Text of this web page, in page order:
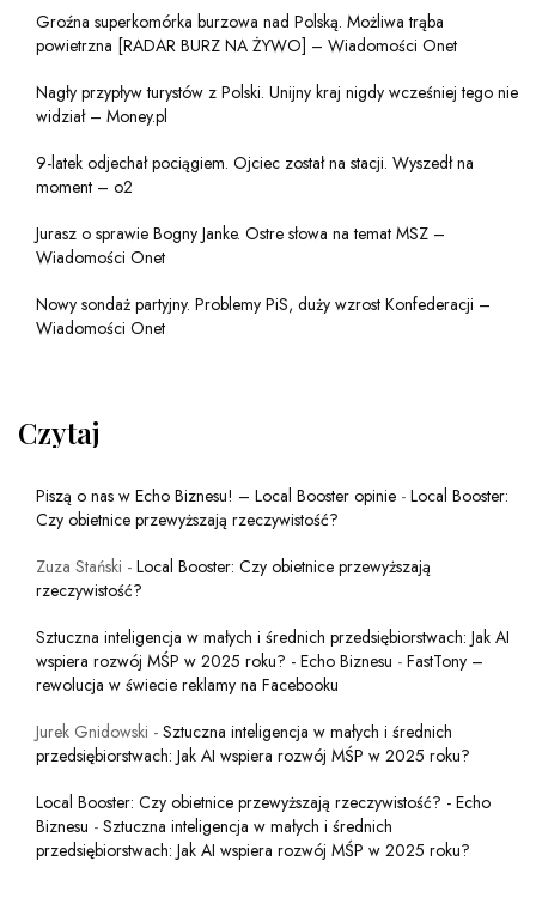
Groźna superkomórka burzowa nad Polską. Możliwa trąba
powietrzna [RADAR BURZ NA ŻYWO] – Wiadomości Onet
Nagły przypływ turystów z Polski. Unijny kraj nigdy wcześniej tego nie
widział – Money.pl
9-latek odjechał pociągiem. Ojciec został na stacji. Wyszedł na
moment – o2
Jurasz o sprawie Bogny Janke. Ostre słowa na temat MSZ –
Wiadomości Onet
Nowy sondaż partyjny. Problemy PiS, duży wzrost Konfederacji –
Wiadomości Onet
Czytaj
Piszą o nas w Echo Biznesu! – Local Booster opinie - Local Booster:
Czy obietnice przewyższają rzeczywistość?
Zuza Stański - Local Booster: Czy obietnice przewyższają
rzeczywistość?
Sztuczna inteligencja w małych i średnich przedsiębiorstwach: Jak AI
wspiera rozwój MŚP w 2025 roku? - Echo Biznesu - FastTony –
rewolucja w świecie reklamy na Facebooku
Jurek Gnidowski - Sztuczna inteligencja w małych i średnich
przedsiębiorstwach: Jak AI wspiera rozwój MŚP w 2025 roku?
Local Booster: Czy obietnice przewyższają rzeczywistość? - Echo
Biznesu - Sztuczna inteligencja w małych i średnich
przedsiębiorstwach: Jak AI wspiera rozwój MŚP w 2025 roku?